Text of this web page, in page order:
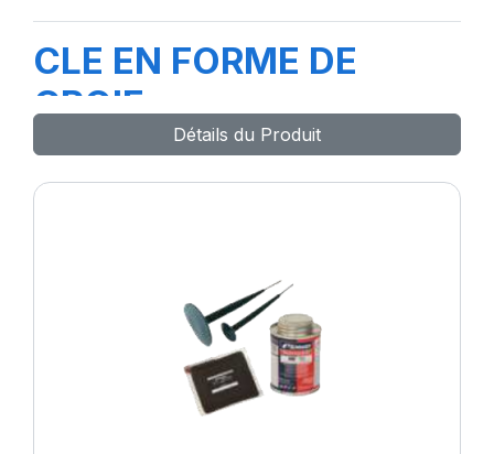
CLE EN FORME DE
CROIE
Détails du Produit